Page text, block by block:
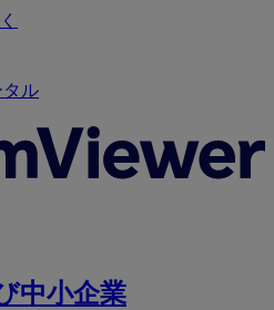
タル
中小企業